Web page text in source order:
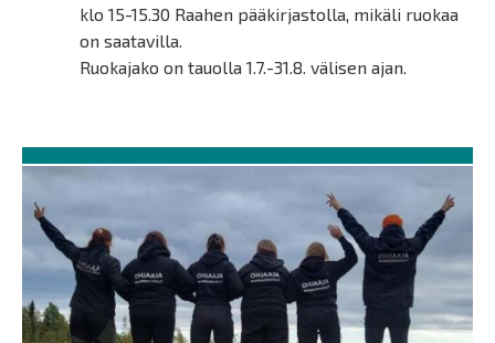
klo 15-15.30 Raahen pääkirjastolla, mikäli ruokaa
on saatavilla.
Ruokajako on tauolla 1.7.-31.8. välisen ajan.